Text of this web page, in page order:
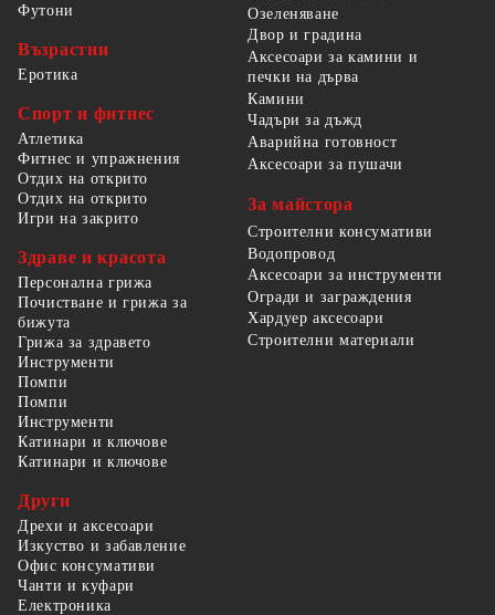
Футони
Възрастни
Еротика
Спорт и фитнес
Атлетика
Фитнес и упражнения
Отдих на открито
Отдих на открито
Игри на закрито
Здраве и красота
Персонална грижа
Почистване и грижа за
бижута
Грижа за здравето
Озеленяване
Двор и градина
Аксесоари за камини и
печки на дърва
Камини
Чадъри за дъжд
Аварийна готовност
Аксесоари за пушачи
За майстора
Строителни консумативи
Водопровод
Аксесоари за инструменти
Огради и заграждения
Хардуер аксесоари
Строителни материали
Инструменти
Помпи
Помпи
Инструменти
Катинари и ключове
Катинари и ключове
Други
Дрехи и аксесоари
Изкуство и забавление
Офис консумативи
Чанти и куфари
Електроника